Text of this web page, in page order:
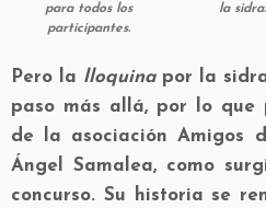
para todos los
participantes.
la sidra.
Pero la lloquinapor la
paso más allá, por lo que
de la asociación Amigos
Ángel Samalea, como
concurso. Su historia se